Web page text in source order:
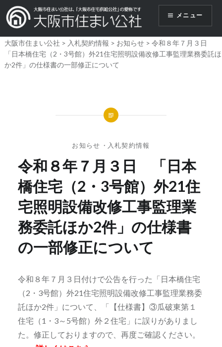
ン
ン
へ
メニュー
大阪市住まい公社 > 入札契約情報 > お知らせ> 令和８年７月３日
「日本橋住宅（2・3号館）外21住宅照明設備改修工事監理業務委託ほ
か2件」の仕様書の一部修正について
お知らせ ・ 入札契約情報
令和８年７月３日 「日本
橋住宅（2・3号館）外21住
宅照明設備改修工事監理業
務委託ほか2件」の仕様書
の一部修正について
令和８年７月３日付けで公告を行った「日本橋住宅
（2・3号館）外21住宅照明設備改修工事監理業務委
託ほか2件」について、「【仕様書】③瓜破東第１
住宅（1・3～5号館）外２住宅」に誤りがありまし
た。修正しておりますので、再度ご確認ください。